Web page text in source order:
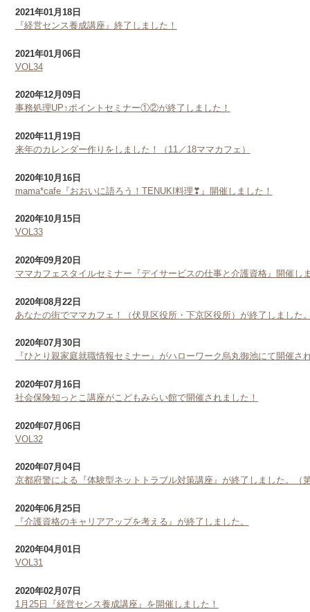
2021年01月18日
『経営センス養成講座』終了しました！
2021年01月06日
VOL34
2020年12月09日
事務処理UP↑ポイントセミナー①②が終了しました！
2020年11月19日
来年のカレンダー作りをしました！（11／18ママカフェ）
2020年10月16日
mama*cafe『おおいに語ろう！TENUKI料理❣』開催しました！
2020年10月15日
VOL33
2020年09月20日
ママカフェスタイルセミナー『デイサービスの仕事と介護資格』開催し
2020年08月22日
あなたの街でママカフェ！（伏見区役所・下京区役所）が終了しました
2020年07月30日
『ひとり親家庭就職情報セミナー』がハローワーク烏丸御池にて開催さ
2020年07月16日
社会保険知っとこ講座がこどもみらい館で開催されました！
2020年07月06日
VOL32
2020年07月04日
京都府警による『体験型ネットトラブル対策講座』が終了しました。（
2020年06月25日
『介護資格のキャリアアップを考える』が終了しました。
2020年04月01日
VOL31
2020年02月07日
1月25日『経営センス養成講座』を開催しました！